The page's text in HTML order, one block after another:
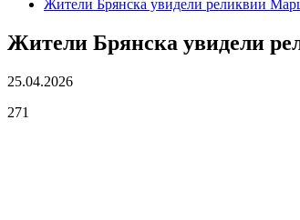
Жители Брянска увидели реликвии
Жители Брянска увидели
25.04.2026
271